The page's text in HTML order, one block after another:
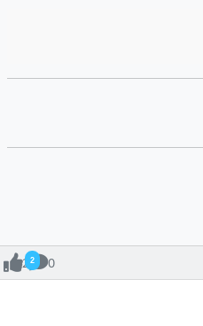
2 0